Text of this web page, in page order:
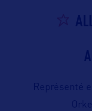
Représenté